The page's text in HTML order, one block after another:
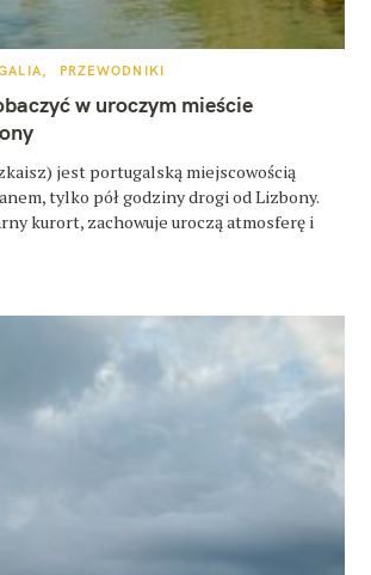
PRZEWODNIKI
w uroczym mieście
jest portugalską miejscowością
tylko pół godziny drogi od Lizbony.
kurort, zachowuje uroczą atmosferę i